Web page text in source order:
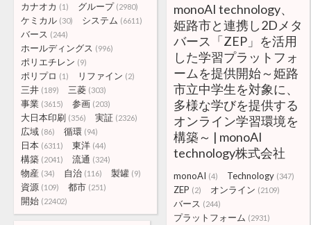
カナオカ (1) グループ (2980)
ケミカル (30) システム (6611)
バース (244)
ホールディングス (996)
ポリエチレン (9)
ポリプロ (1) リファイン (2)
三井 (189) 三菱 (303)
事業 (3615) 参画 (203)
大日本印刷 (356) 実証 (2326)
広域 (86) 循環 (94)
日本 (6311) 東洋 (44)
構築 (2041) 流通 (324)
物産 (34) 自治 (116) 製罐 (9)
資源 (109) 都市 (251)
開始 (22402)
monoAI technology、
姫路市と連携し2Dメタ
バース「ZEP」を活用
した学習プラットフォ
ームを提供開始～姫路
市立中学生を対象に、
多様な学びを提供する
オンライン学習環境を
構築～ | monoAI
technology株式会社
monoAI (4) Technology (347)
ZEP (2) オンライン (2109)
バース (244)
プラットフォーム (2931)